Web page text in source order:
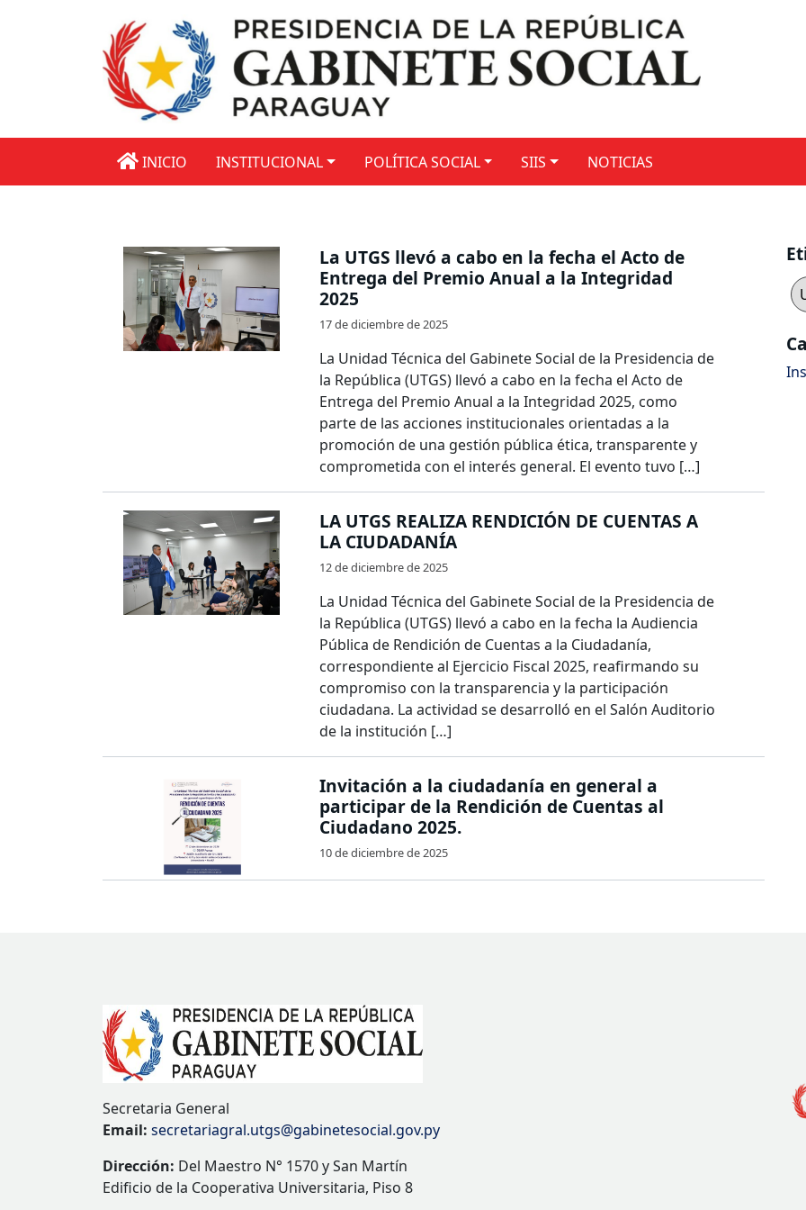
INICIO INSTITUCIONAL POLÍTICA SOCIAL SIIS NOTICIAS
La UTGS llevó a cabo en la fecha el Acto de
Entrega del Premio Anual a la Integridad
2025
17 de diciembre de 2025
La Unidad Técnica del Gabinete Social de la Presidencia de
la República (UTGS) llevó a cabo en la fecha el Acto de
Entrega del Premio Anual a la Integridad 2025, como
parte de las acciones institucionales orientadas a la
promoción de una gestión pública ética, transparente y
comprometida con el interés general. El evento tuvo […]
LA UTGS REALIZA RENDICIÓN DE CUENTAS A
LA CIUDADANÍA
12 de diciembre de 2025
La Unidad Técnica del Gabinete Social de la Presidencia de
la República (UTGS) llevó a cabo en la fecha la Audiencia
Pública de Rendición de Cuentas a la Ciudadanía,
correspondiente al Ejercicio Fiscal 2025, reafirmando su
compromiso con la transparencia y la participación
ciudadana. La actividad se desarrolló en el Salón Auditorio
de la institución […]
Invitación a la ciudadanía en general a
participar de la Rendición de Cuentas al
Ciudadano 2025.
10 de diciembre de 2025
Secretaria General
Email: secretariagral.utgs@gabinetesocial.gov.py
Dirección: Del Maestro N° 1570 y San Martín
Edificio de la Cooperativa Universitaria, Piso 8